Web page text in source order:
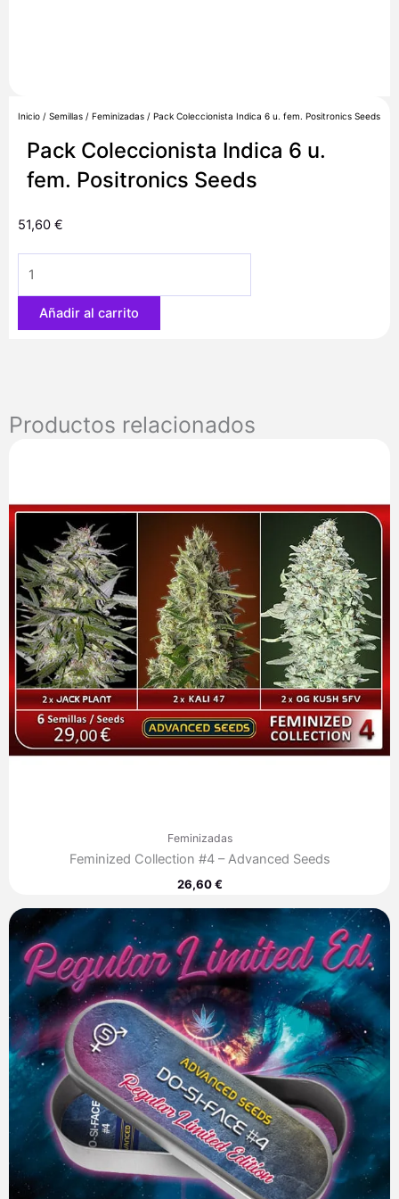
Inicio / Semillas / Feminizadas / Pack Coleccionista Indica 6 u. fem. Positronics Seeds
Pack Coleccionista Indica 6 u.
fem. Positronics Seeds
51,60 €
Coleccionista
Indica
6
Seeds
cantidad
Añadir al carrito
Productos relacionados
Feminizadas
Feminized Collection #4 – Advanced Seeds
26,60€